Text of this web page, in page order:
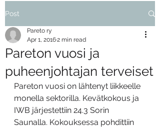
Post
Pareton vuosi ja
puheenjohtajan terveiset
Pareto ry
Apr 1, 20162 min read
Pareton vuosi on lähtenyt liikkeelle
monella sektorilla. Kevätkokous ja
IWB järjestettiin 24.3 Sorin
Saunalla. Kokouksessa pohdittiin